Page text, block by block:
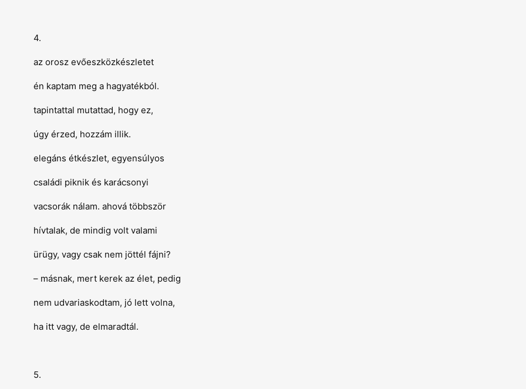
4.
az orosz evőeszközkészletet
én kaptam meg a hagyatékból.
tapintattal mutattad, hogy ez,
úgy érzed, hozzám illik.
elegáns étkészlet, egyensúlyos
családi piknik és karácsonyi
vacsorák nálam. ahová többször
hívtalak, de mindig volt valami
ürügy, vagy csak nem jöttél fájni?
– másnak, mert kerek az élet, pedig
nem udvariaskodtam, jó lett volna,
ha itt vagy, de elmaradtál.
5.